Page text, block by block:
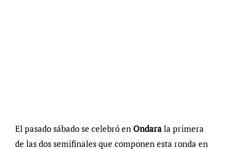
El pasado sábado se celebró en Ondarala primera
de las dos semifinales que componen esta ronda en